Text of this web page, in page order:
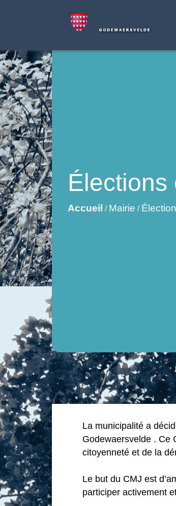
Accueil / Mairie /
La municipalité a
Godewaersvelde . Ce
citoyenneté et de la
Le but du CMJ est
participer activement